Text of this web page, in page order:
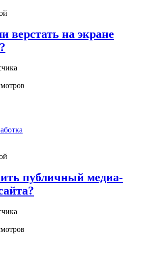
верстать на экране
публичный медиа-